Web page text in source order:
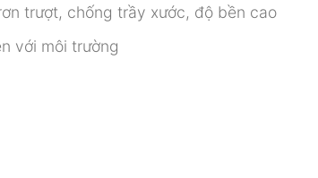
trượt, chống trầy xước, độ bền cao
với môi trường